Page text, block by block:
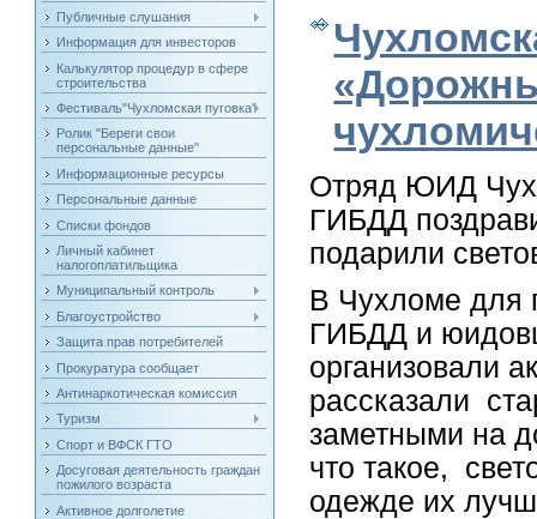
Публичные слушания
Информация для инвесторов
Калькулятор процедур в сфере
строительства
Фестиваль"Чухломская пуговка"
Ролик "Береги свои
персональные данные"
Информационные ресурсы
Персональные данные
Списки фондов
Личный кабинет
налогоплатильщика
Муниципальный контроль
Благоустройство
Защита прав потребителей
Прокуратура сообщает
Антинаркотическая комиссия
Туризм
Спорт и ВФСК ГТО
Досуговая деятельность граждан
пожилого возраста
Активное долголетие
Отряд ЮИД
ГИБДД
подарили
В Чухломе для
ГИБДД и
организовали
рассказали
заметными на
что такое,
одежде их